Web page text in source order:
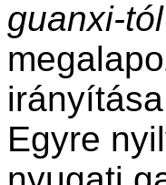
guanxi-tól
Egyre